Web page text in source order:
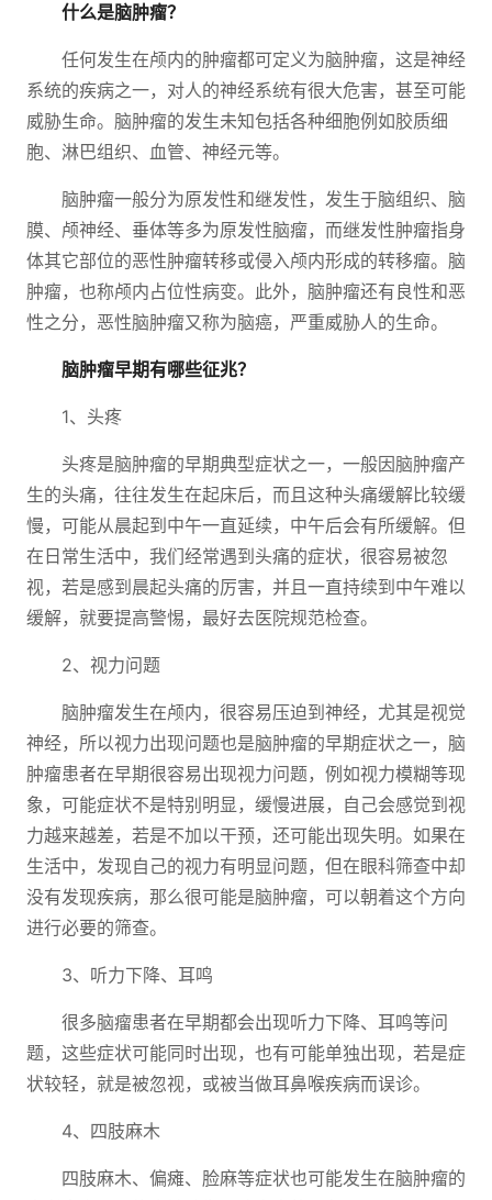
什么是脑肿瘤？
任何发生在颅内的肿瘤都可定义为脑肿瘤，这是神经
系统的疾病之一，对人的神经系统有很大危害，甚至可能
威胁生命。脑肿瘤的发生未知包括各种细胞例如胶质细
胞、淋巴组织、血管、神经元等。
脑肿瘤一般分为原发性和继发性，发生于脑组织、脑
膜、颅神经、垂体等多为原发性脑瘤，而继发性肿瘤指身
体其它部位的恶性肿瘤转移或侵入颅内形成的转移瘤。脑
肿瘤，也称颅内占位性病变。此外，脑肿瘤还有良性和恶
性之分，恶性脑肿瘤又称为脑癌，严重威胁人的生命。
脑肿瘤早期有哪些征兆？
1、头疼
头疼是脑肿瘤的早期典型症状之一，一般因脑肿瘤产
生的头痛，往往发生在起床后，而且这种头痛缓解比较缓
慢，可能从晨起到中午一直延续，中午后会有所缓解。但
在日常生活中，我们经常遇到头痛的症状，很容易被忽
视，若是感到晨起头痛的厉害，并且一直持续到中午难以
缓解，就要提高警惕，最好去医院规范检查。
2、视力问题
脑肿瘤发生在颅内，很容易压迫到神经，尤其是视觉
神经，所以视力出现问题也是脑肿瘤的早期症状之一，脑
肿瘤患者在早期很容易出现视力问题，例如视力模糊等现
象，可能症状不是特别明显，缓慢进展，自己会感觉到视
力越来越差，若是不加以干预，还可能出现失明。如果在
生活中，发现自己的视力有明显问题，但在眼科筛查中却
没有发现疾病，那么很可能是脑肿瘤，可以朝着这个方向
进行必要的筛查。
3、听力下降、耳鸣
很多脑瘤患者在早期都会出现听力下降、耳鸣等问
题，这些症状可能同时出现，也有可能单独出现，若是症
状较轻，就是被忽视，或被当做耳鼻喉疾病而误诊。
4、四肢麻木
四肢麻木、偏瘫、脸麻等症状也可能发生在脑肿瘤的